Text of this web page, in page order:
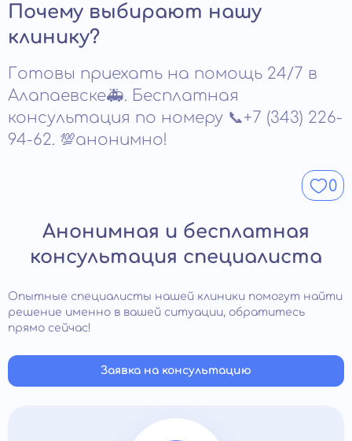
интоксикации легкой и умеренной тяжести, если
состояние пациента не вызывает опасений,
отсутствуют противопоказания к инфузионной
условиях. Плюсы откапывания от алкоголя на дому:
не нужно тратить время на доставку больного в
клинику;
оказывает токсическое воздействие на все органы и
системы жизнедеятельности:
оказывает мутагенное влияние, является причиной
нарушения развития плода при беременности;
вызывает отравление клеток;
быстро вызывает привыкание, становится
Почему выбирают нашу
клинику?
Готовы приехать на помощь 24/7 в
Алапаевске🚑. Бесплатная
консультация по номеру 📞+7 (343) 226-
94-62. 💯анонимно!
0
Анонимная и бесплатная
консультация специалиста
Опытные специалисты нашей клиники помогут найти
решение именно в вашей ситуации, обратитесь
прямо сейчас!
Заявка на консультацию